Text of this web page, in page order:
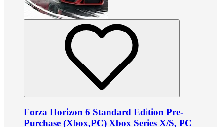
Forza Horizon 6 Standard Edition Pre-
Purchase (Xbox,PC) Xbox Series X/S, PC